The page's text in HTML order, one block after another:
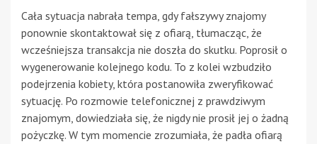
Cała sytuacja nabrała tempa, gdy fałszywy znajomy
ponownie skontaktował się z ofiarą, tłumacząc, że
wcześniejsza transakcja nie doszła do skutku. Poprosił o
wygenerowanie kolejnego kodu. To z kolei wzbudziło
podejrzenia kobiety, która postanowiła zweryfikować
sytuację. Po rozmowie telefonicznej z prawdziwym
znajomym, dowiedziała się, że nigdy nie prosił jej o żadną
pożyczkę. W tym momencie zrozumiała, że padła ofiarą